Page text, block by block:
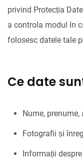
privind Protecția
a controla modul în
folosesc datele tale
Ce date
Nume, prenume,
Fotografii și
Informații